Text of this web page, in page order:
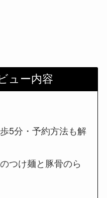
ュー内容
5分・予約方法も解
つけ麺と豚骨のら